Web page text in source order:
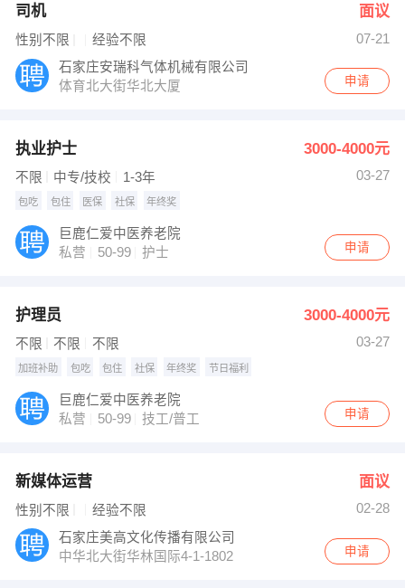
司机 面议
性别不限 经验不限
07-21
石家庄安瑞科气体机械有限公司
体育北大街华北大厦
申请
执业护士 3000-4000元
不限 中专/技校 1-3年 03-27
包吃 包住 医保 社保 年终奖
巨鹿仁爱中医养老院
私营
50-99 护士 申请
护理员 3000-4000元
不限 不限 不限 03-27
加班补助 包吃 包住 社保 年终奖 节日福利
巨鹿仁爱中医养老院
私营
50-99 技工/普工 申请
新媒体运营 面议
性别不限 经验不限
02-28
石家庄美高文化传播有限公司
中华北大街华林国际4-1-1802
申请